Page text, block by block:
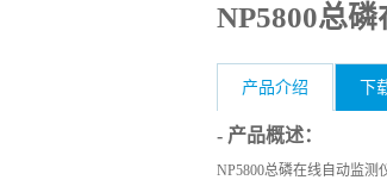
NP5800总
产品介绍 下
- 产品概述：
NP5800总磷在线自动监测